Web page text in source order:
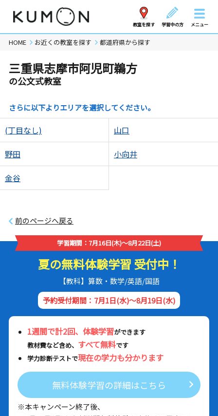
教室を探す 学習中の方 メニュー
HOME お近くの教室を探す 都道府県から探す
三重県志摩市阿児町鵜方
の公文式教室
さらに以下よりエリアを選択してください。
(丁目なし) 山口
野田 小向井
金谷
前のページへ戻る
学習期間：7月16日(木)～8月22日(土)
夏の無料体験学習 受付中！
【教科】算数・数学/英語/国語
予約受付期間：7月1日(水)～8月19日(水)
1週間で計2回、体験学習ができます
教材費など含め、 すべて無料です
学力診断テストで現在の学力も分かります
無料体験学習の詳細はこちら
※本キャンペーン終了後、